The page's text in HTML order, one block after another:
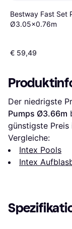
Bestway Fast Set
Ø3.05x0.76m
€ 59,49
Der niedrigste
Pumps Ø3.66m
günstigste Preis
Vergleiche:
Intex Pools
Intex